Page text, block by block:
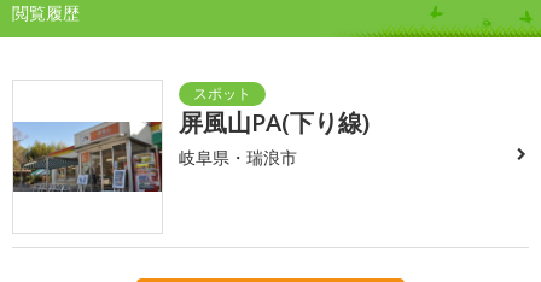
閲覧履歴
屏風山PA(下り線)
岐阜県・瑞浪市